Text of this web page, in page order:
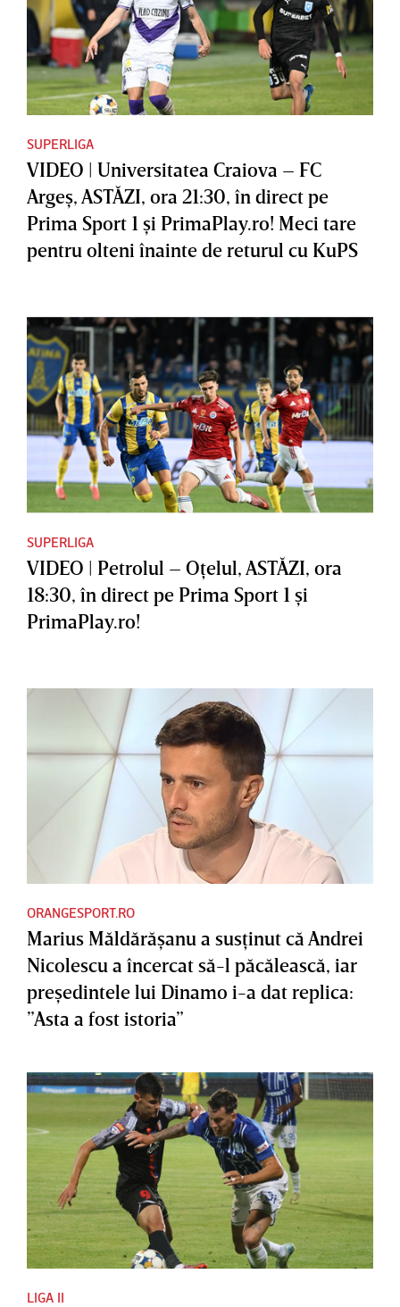
SUPERLIGA
VIDEO | Universitatea Craiova – FC
Argeş, ASTĂZI, ora 21:30, în direct pe
Prima Sport 1 şi PrimaPlay.ro! Meci tare
pentru olteni înainte de returul cu KuPS
SUPERLIGA
VIDEO | Petrolul – Oţelul, ASTĂZI, ora
18:30, în direct pe Prima Sport 1 şi
PrimaPlay.ro!
ORANGESPORT.RO
Marius Măldărăşanu a susţinut că Andrei
Nicolescu a încercat să-l păcălească, iar
preşedintele lui Dinamo i-a dat replica:
”Asta a fost istoria”
LIGA II